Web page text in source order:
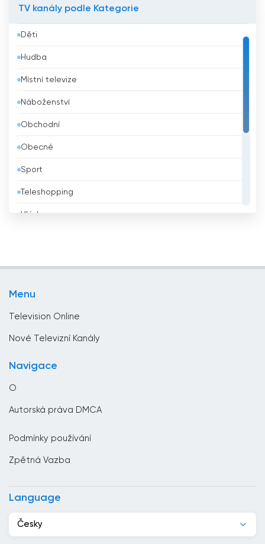
Bangladéš
Barbados
Belgie
Belize
Bělorusko
Benin
Bhútán
Bolívie
Čínská republika
Dánsko
TV kanály podle Kategorie
Děti
Hudba
Místní televize
Náboženství
Obchodní
Obecné
Sport
Teleshopping
Vláda
Menu
Television Online
Nové Televizní Kanály
Navigace
O
Autorská práva DMCA
Podmínky používání
Zpětná Vazba
Language
Česky